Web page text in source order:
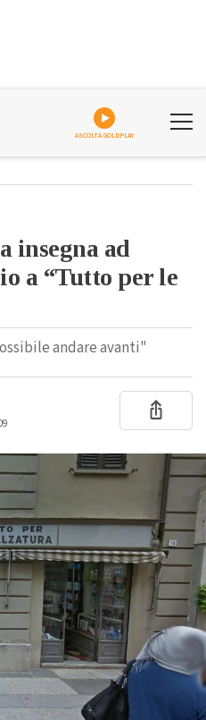
ASCOLTA GOLDPLAY
insegna ad
a “Tutto per le
andare avanti"